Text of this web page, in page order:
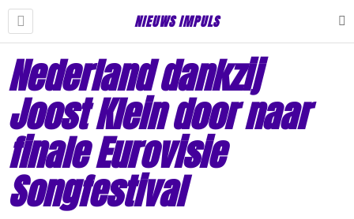
NIEUWS IMPULS
Nederland dankzij
Joost Klein door naar
finale Eurovisie
Songfestival